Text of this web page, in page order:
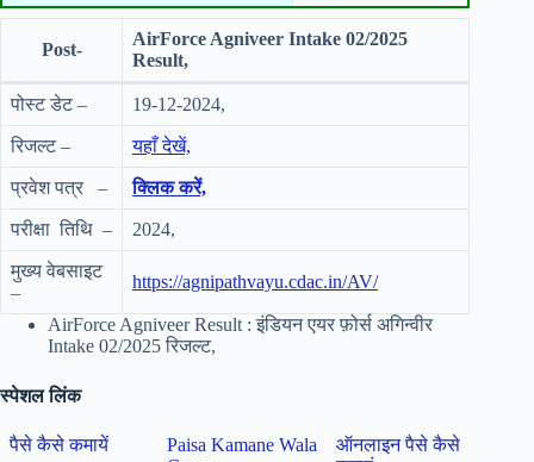
Post-
AirForce Agniveer Intake 02/2025
Result,
पोस्ट डेट – 19-12-2024,
रिजल्ट – यहाँ देखें,
प्रवेश पत्र – क्लिक करें,
परीक्षा तिथि – 2024,
मुख्य वेबसाइट
–
https://agnipathvayu.cdac.in/AV/
AirForce Agniveer Result : इंडियन एयर फ़ोर्स अगिन्वीर
Intake 02/2025 रिजल्ट,
स्पेशल लिंक
पैसे कैसे कमायें
Paisa Kamane Wala
ऑनलाइन पैसे कैसे